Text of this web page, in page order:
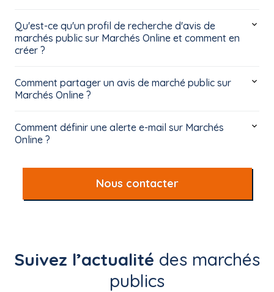
Qu'est-ce qu'un profil de recherche d'avis de
marchés public sur Marchés Online et comment en
créer ?
Comment partager un avis de marché public sur
Marchés Online ?
Comment définir une alerte e-mail sur Marchés
Online ?
Nous contacter
Suivez l’actualité des marchés
publics